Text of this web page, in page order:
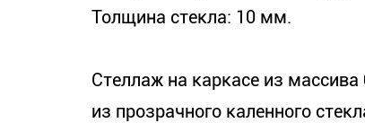
Толщина стекла: 10 мм.
Стеллаж на каркасе из
из прозрачного каленного